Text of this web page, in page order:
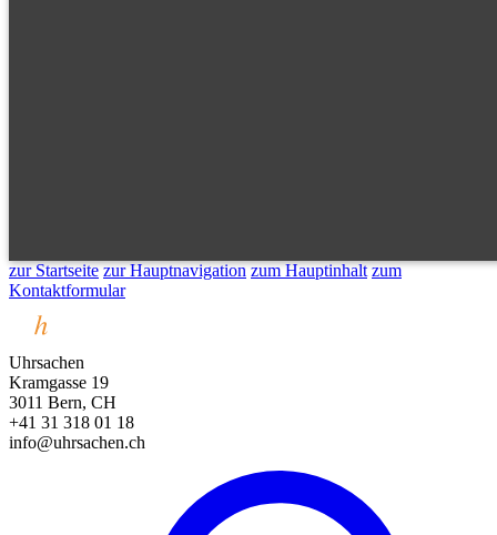
zur Startseite zur Hauptnavigation zum Hauptinhalt zum
Kontaktformular
Uhrsachen
Kramgasse 19
3011 Bern, CH
+41 31 318 01 18
info@uhrsachen.ch